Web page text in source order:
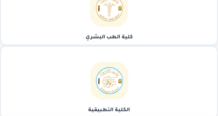
كلية الطب البشري
الكلية التطبيقية